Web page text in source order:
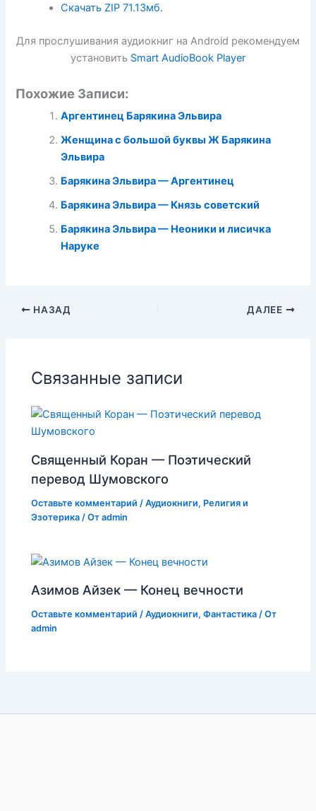
Скачать ZIP71.13мб.
Для прослушивания аудиокниг на Android рекомендуем
установить Smart AudioBook Player
Похожие Записи:
Аргентинец Барякина Эльвира
Женщина с большой буквы Ж Барякина
Эльвира
Барякина Эльвира — Аргентинец
Барякина Эльвира — Князь советский
Барякина Эльвира — Неоники и лисичка
Наруке
НАЗАД ДАЛЕЕ
Связанные записи
Священный Коран — Поэтический
перевод Шумовского
Оставьте комментарий /Аудиокниги, Религия и
Эзотерика / Отadmin
Азимов Айзек — Конец вечности
Оставьте комментарий /Аудиокниги,Фантастика / От
admin